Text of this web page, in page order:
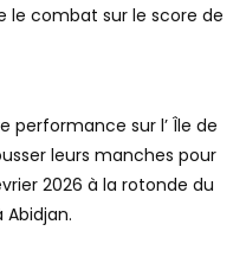
le combat sur le score de
performance sur l’ Île de
leurs manches pour
2026 à la rotonde du
Abidjan.